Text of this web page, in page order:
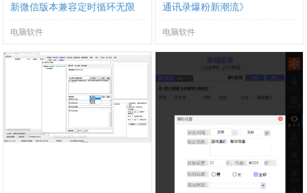
新微信版本兼容定时循环无限
电脑软件
通讯录爆粉新潮流》
电脑软件